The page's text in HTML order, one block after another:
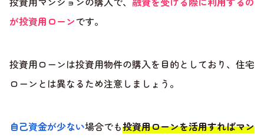
が投資用ローンです。
投資用ローンは投資用物件の購入を目的としており、住宅
ローンとは異なるため注意しましょう。
自己資金が少ない場合でも投資用ローンを活用すればマン